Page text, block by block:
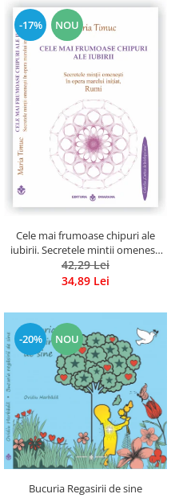
-17% NOU
Cele mai frumoase chipuri ale
iubirii. Secretele mintii omenesti
in opera marelui initiat, Rumi
42,29 Lei
34,89 Lei
-20% NOU
Bucuria Regasirii de sine